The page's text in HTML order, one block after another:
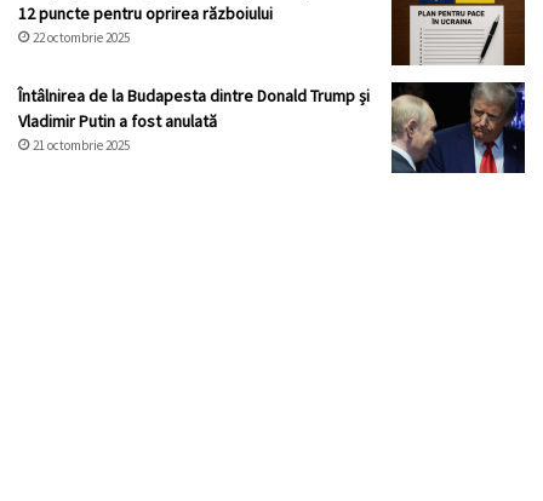
12 puncte pentru oprirea războiului
22 octombrie 2025
Întâlnirea de la Budapesta dintre Donald Trump și
Vladimir Putin a fost anulată
21 octombrie 2025